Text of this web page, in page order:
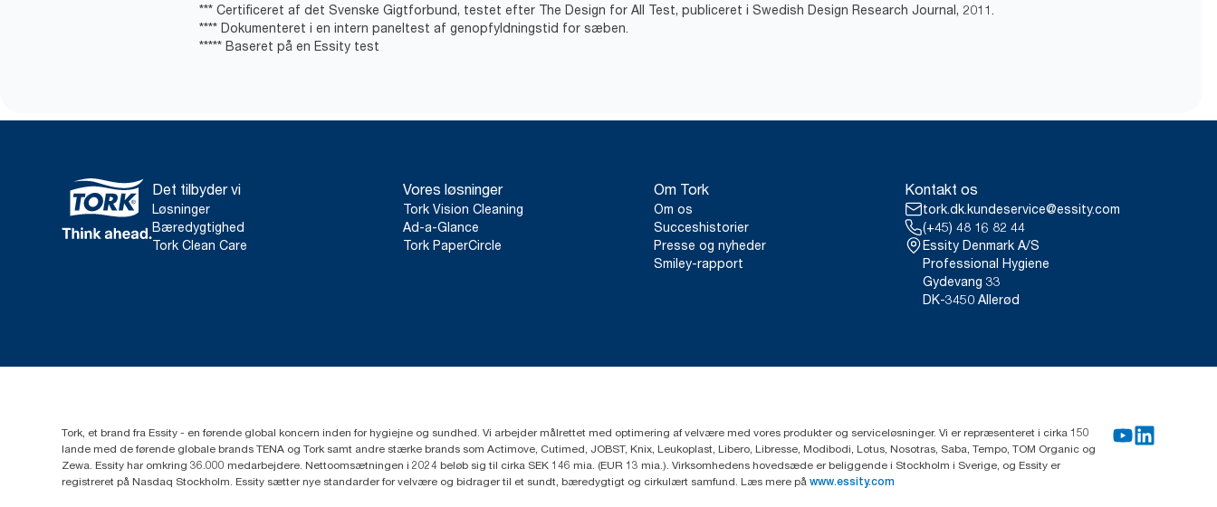
*** Certificeret af det Svenske Gigtforbund, testet efter The Design for All Test, publiceret i Swedish Design Research Journal, 2011.
**** Dokumenteret i en intern paneltest af genopfyldningstid for sæben.
***** Baseret på en Essity test
Det tilbyder vi
Løsninger
Bæredygtighed
Tork Clean Care
Vores løsninger
Tork Vision Cleaning
Ad-a-Glance
Tork PaperCircle
Om Tork
Om os
Succeshistorier
Presse og nyheder
Smiley-rapport
Kontakt os
tork.dk.kundeservice@essity.com
(+45) 48 16 82 44
Essity Denmark A/S
Professional Hygiene
Gydevang 33
DK-3450 Allerød
Tork, et brand fra Essity - en førende global koncern inden for hygiejne og sundhed. Vi arbejder målrettet med optimering af velvære med vores produkter og serviceløsninger. Vi er repræsenteret i cirka 150
lande med de førende globale brands TENA og Tork samt andre stærke brands som Actimove, Cutimed, JOBST, Knix, Leukoplast, Libero, Libresse, Modibodi, Lotus, Nosotras, Saba, Tempo, TOM Organic og
Zewa. Essity har omkring 36.000 medarbejdere. Nettoomsætningen i 2024 beløb sig til cirka SEK 146 mia. (EUR 13 mia.). Virksomhedens hovedsæde er beliggende i Stockholm i Sverige, og Essity er
registreret på Nasdaq Stockholm. Essity sætter nye standarder for velvære og bidrager til et sundt, bæredygtigt og cirkulært samfund. Læs mere på www.essity.com